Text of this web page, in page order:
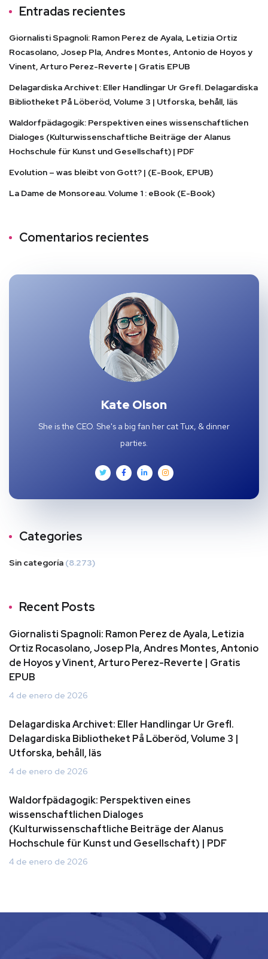
Entradas recientes
Giornalisti Spagnoli: Ramon Perez de Ayala, Letizia Ortiz
Rocasolano, Josep Pla, Andres Montes, Antonio de Hoyos y
Vinent, Arturo Perez-Reverte | Gratis EPUB
Delagardiska Archivet: Eller Handlingar Ur Grefl. Delagardiska
Bibliotheket På Löberöd, Volume 3 | Utforska, behåll, läs
Waldorfpädagogik: Perspektiven eines wissenschaftlichen
Dialoges (Kulturwissenschaftliche Beiträge der Alanus
Hochschule für Kunst und Gesellschaft) | PDF
Evolution – was bleibt von Gott? | (E-Book, EPUB)
La Dame de Monsoreau. Volume 1 : eBook (E-Book)
Comentarios recientes
Kate Olson
She is the CEO. She's a big fan her cat Tux, & dinner
parties.
Categories
Sin categoría (8.273)
Recent Posts
Giornalisti Spagnoli: Ramon Perez de Ayala, Letizia
Ortiz Rocasolano, Josep Pla, Andres Montes, Antonio
de Hoyos y Vinent, Arturo Perez-Reverte | Gratis
EPUB
4 de enero de 2026
Delagardiska Archivet: Eller Handlingar Ur Grefl.
Delagardiska Bibliotheket På Löberöd, Volume 3 |
Utforska, behåll, läs
4 de enero de 2026
Waldorfpädagogik: Perspektiven eines
wissenschaftlichen Dialoges
(Kulturwissenschaftliche Beiträge der Alanus
Hochschule für Kunst und Gesellschaft) | PDF
4 de enero de 2026